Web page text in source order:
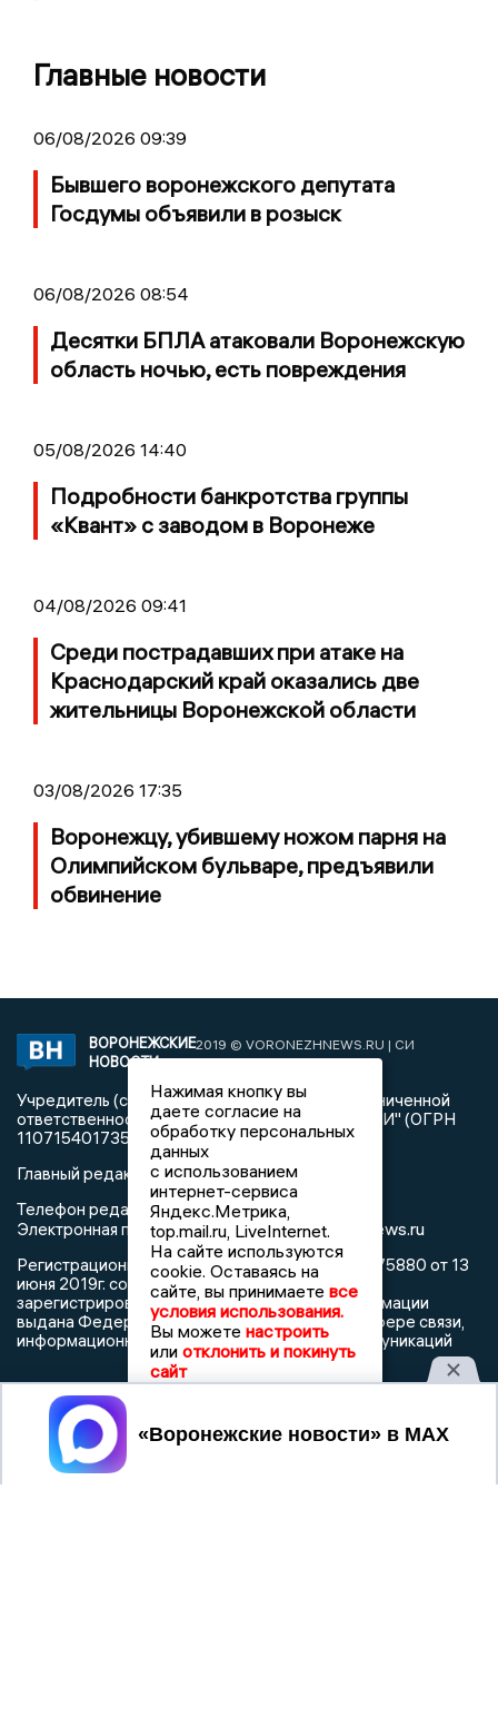
Главные новости
06/08/2026 09:39
Бывшего воронежского депутата
Госдумы объявили в розыск
06/08/2026 08:54
Десятки БПЛА атаковали Воронежскую
область ночью, есть повреждения
05/08/2026 14:40
Подробности банкротства группы
«Квант» с заводом в Воронеже
04/08/2026 09:41
Среди пострадавших при атаке на
Краснодарский край оказались две
жительницы Воронежской области
03/08/2026 17:35
Воронежцу, убившему ножом парня на
Олимпийском бульваре, предъявили
обвинение
ВОРОНЕЖСКИЕ
НОВОСТИ
2019 © VORONEZHNEWS.RU | СИ
«Воронежские новости»
Учредитель (соучредители): Общество с ограниченной
ответственностью "РЕГИОНАЛЬНЫЕ НОВОСТИ" (ОГРН
1107154017354)
Главный редактор: Пирогов А.А.
Телефон редакции: +7 (473) 262 77 92
Электронная почта редакции:info@voronezhnews.ru
Регистрационный номер: серия Эл № ФС 77 - 75880 от 13
июня 2019г. согласно выписке из реестра
зарегистрированных средств массовой информации
выдана Федеральной службой по надзору в сфере связи,
информационных технологий и массовых коммуникаций
При использовании любого материала с данного сайта
гиперссылка на Сетевое издание «Воронежские новости»
обязательна.
Нажимая кнопку вы
даете согласие на
обработку персональных
данных
с использованием
интернет-сервиса
Яндекс.Метрика,
top.mail.ru, LiveInternet.
На сайте используются
cookie. Оставаясь на
сайте, вы принимаете все
условия использования.
Вы можете настроить
или отклонить и покинуть
сайт
Принять